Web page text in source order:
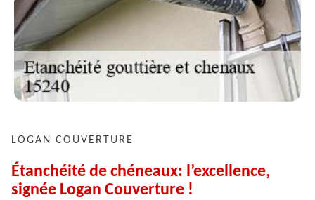
LOGAN COUVERTURE
Étanchéité de chéneaux: l’excellence,
signée Logan Couverture !